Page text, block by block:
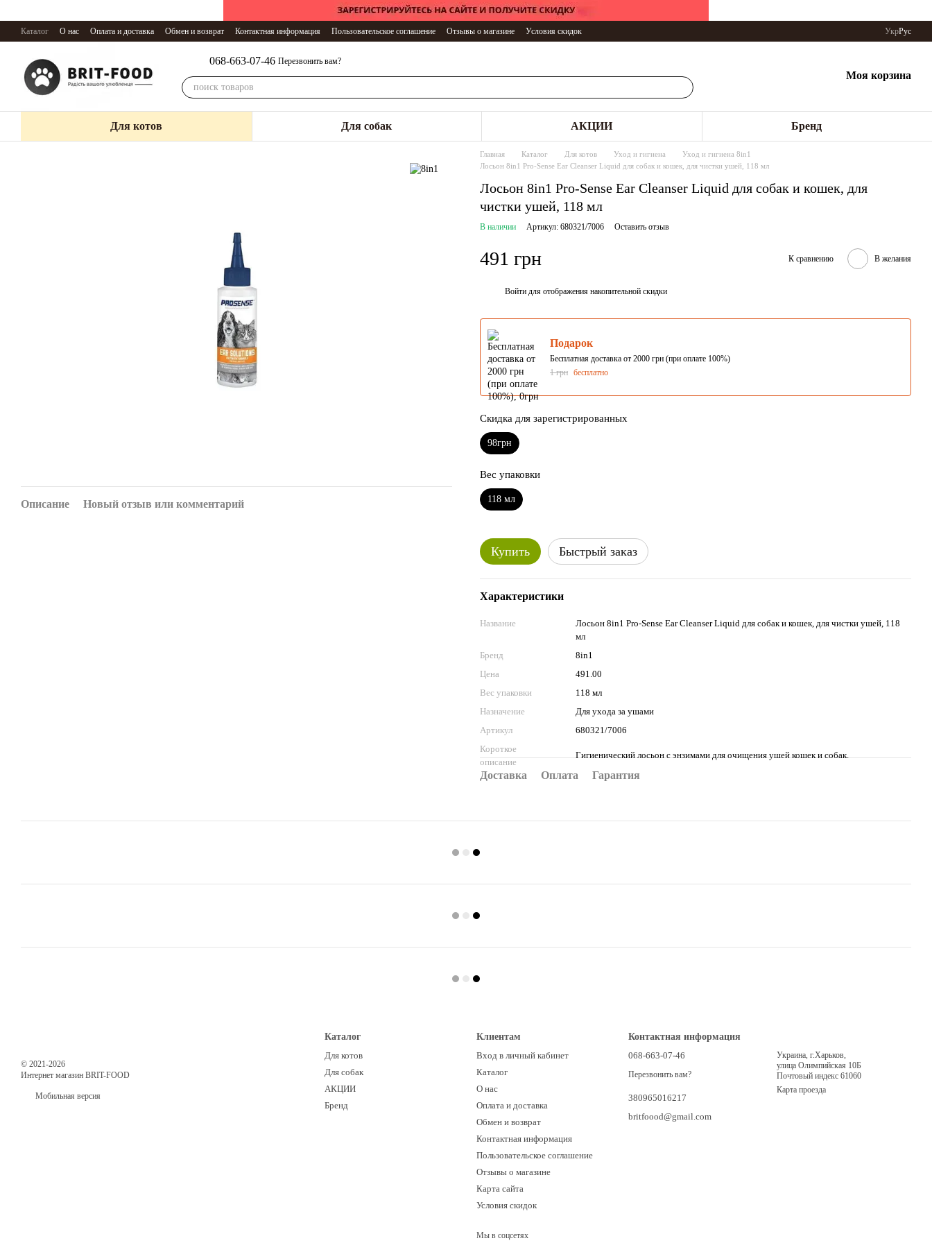
Каталог О нас Оплата и доставка Обмен и возврат Контактная информация Пользовательское соглашение Отзывы о магазине Условия скидок УкрРус
068-663-07-46 Перезвонить вам?
Моя корзина
Для котов Для собак АКЦИИ Бренд
Описание Новый отзыв или комментарий
Главная Каталог Для котов Уход и гигиена
Уход и гигиена 8in1
Лосьон 8in1 Pro-Sense Ear Cleanser Liquid для собак и кошек, для чистки ушей, 118 мл
Лосьон 8in1 Pro-Sense Ear Cleanser Liquid для собак и кошек, для
чистки ушей, 118 мл
В наличии Артикул: 680321/7006 Оставить отзыв
491 грн К сравнению В желания
Войти для отображения накопительной скидки
Подарок
Бесплатная доставка от 2000 грн (при оплате 100%)
1 грн бесплатно
Скидка для зарегистрированных
98грн
Вес упаковки
118 мл
Купить Быстрый заказ
Характеристики
Название
Лосьон 8in1 Pro-Sense Ear Cleanser Liquid для собак и кошек, для чистки ушей, 118
мл
Бренд
8in1
Цена
491.00
Вес упаковки
118 мл
Назначение
Для ухода за ушами
Артикул
680321/7006
Короткое
описание
Гигиенический лосьон с энзимами для очищения ушей кошек и собак.
Доставка Оплата Гарантия
© 2021-2026
Интернет магазин BRIT-FOOD
Мобильная версия
Каталог
Для котов
Для собак
АКЦИИ
Бренд
Клиентам
Вход в личный кабинет
Каталог
О нас
Оплата и доставка
Обмен и возврат
Контактная информация
Пользовательское соглашение
Отзывы о магазине
Карта сайта
Условия скидок
Мы в соцсетях
Контактная информация
068-663-07-46
Перезвонить вам?
380965016217
britfoood@gmail.com
Украина, г.Харьков,
улица Олимпийская 10Б
Почтовый индекс 61060
Карта проезда